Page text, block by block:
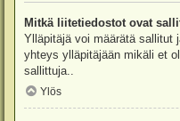
Mitkä liitetiedostot ovat
Ylläpitäjä voi määrätä sallitut
yhteys ylläpitäjään mikäli et
sallittuja..
Ylös